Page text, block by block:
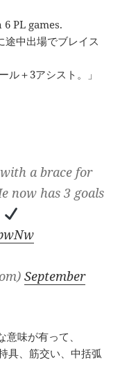
PL games.
途中出場でブレイス
ル＋3アシスト。」
a brace for
now has 3 goals
September
味が有って、
具、筋交い、中括弧